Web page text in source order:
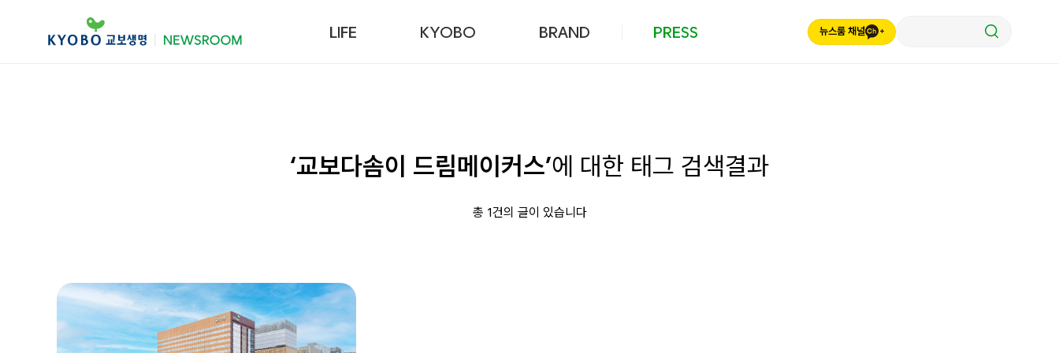
LIFE KYOBO BRAND PRESS 뉴스룸 채널
‘교보다솜이 드림메이커스’에 대한 태그 검색결과
총 1건의 글이 있습니다